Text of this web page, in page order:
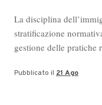
La disciplina
stratificazione
gestione delle
Pubblicato il 21 Ago